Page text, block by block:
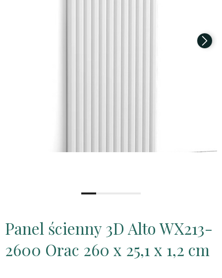
Panel ścienny 3D Alto WX213-
2600 Orac 260 x 25,1 x 1,2 cm